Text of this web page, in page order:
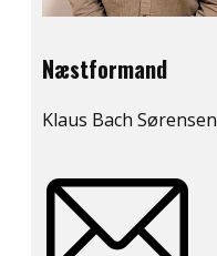
Næstformand
Klaus Bach Sørensen